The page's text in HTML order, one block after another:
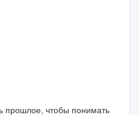
прошлое, чтобы понимать